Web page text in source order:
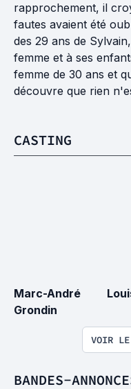
rapprochement, il
fautes avaient été
des 29 ans de
femme et à ses
femme de 30 ans et
découvre que rien
CASTING
Marc-André
Grondin
VOIR LE
BANDES-